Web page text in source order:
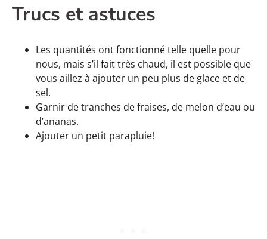
Trucs et astuces
Les quantités ont fonctionné telle quelle pour
nous, mais s’il fait très chaud, il est possible que
vous aillez à ajouter un peu plus de glace et de
sel.
Garnir de tranches de fraises, de melon d’eau ou
d’ananas.
Ajouter un petit parapluie!